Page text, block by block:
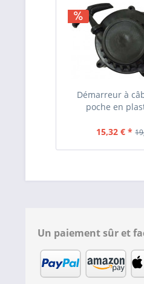
Démarreur à
poche en
15,32 € *
Un paiement sûr et